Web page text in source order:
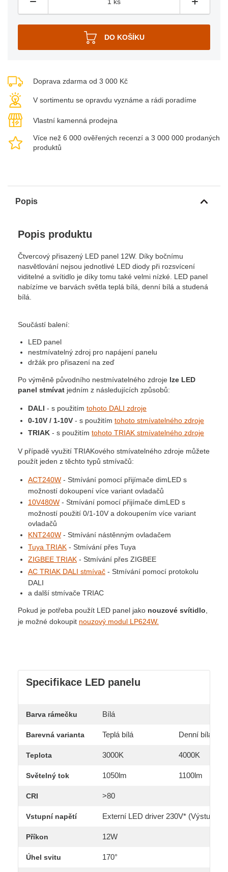
Doprava zdarma od 3 000 Kč
V sortimentu se opravdu vyznáme a rádi poradíme
Vlastní kamenná prodejna
Více než 6 000 ověřených recenzí a 3 000 000 prodaných
produktů
Popis
Popis produktu
Čtvercový přisazený LED panel 12W. Díky bočnímu
nasvětlování nejsou jednotlivé LED diody při rozsvícení
viditelné a svítidlo je díky tomu také velmi nízké. LED panel
nabízíme ve barvách světla teplá bílá, denní bílá a studená
bílá.
Součástí balení:
LED panel
nestmívatelný zdroj pro napájení panelu
držák pro přisazení na zeď
Po výměně původního nestmívatelného zdroje lze LED
panel stmívat jedním z následujících způsobů:
DALI - s použitím tohoto DALI zdroje
0-10V / 1-10V - s použitím tohoto stmívatelného zdroje
TRIAK - s použitím tohoto TRIAK stmívatelného zdroje
V případě využití TRIAKového stmívatelného zdroje můžete
použít jeden z těchto typů stmívačů:
ACT240W - Stmívání pomocí přijímače dimLED s
možností dokoupení více variant ovladačů
10V480W - Stmívání pomocí přijímače dimLED s
možností použití 0/1-10V a dokoupením více variant
ovladačů
KNT240W - Stmívání nástěnným ovladačem
Tuya TRIAK - Stmívání přes Tuya
ZIGBEE TRIAK - Stmívání přes ZIGBEE
AC TRIAK DALI stmívač - Stmívání pomocí protokolu
DALI
a další stmívače TRIAC
Pokud je potřeba použít LED panel jako nouzové svítidlo
je možné dokoupit nouzový modul LP624W.
Specifikace LED panelu
Barva rámečku Bílá
Barevná varianta Teplá bílá Denní bílá
Teplota 3000K 4000K
Světelný tok 1050lm 1100lm
CRI >80
Vstupní napětí Externí LED driver 230V* (Výstup
Příkon 12W
Úhel svitu 170°